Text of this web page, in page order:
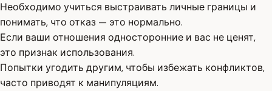
Необходимо учиться выстраивать личные границы и
понимать, что отказ — это нормально.
Если ваши отношения односторонние и вас не ценят,
это признак использования.
Попытки угодить другим, чтобы избежать конфликтов,
часто приводят к манипуляциям.